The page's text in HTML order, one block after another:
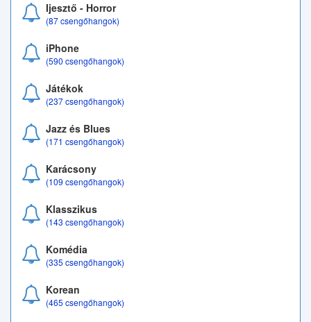
Ijesztő - Horror
(87 csengőhangok)
iPhone
(590 csengőhangok)
Játékok
(237 csengőhangok)
Jazz és Blues
(171 csengőhangok)
Karácsony
(109 csengőhangok)
Klasszikus
(143 csengőhangok)
Komédia
(335 csengőhangok)
Korean
(465 csengőhangok)